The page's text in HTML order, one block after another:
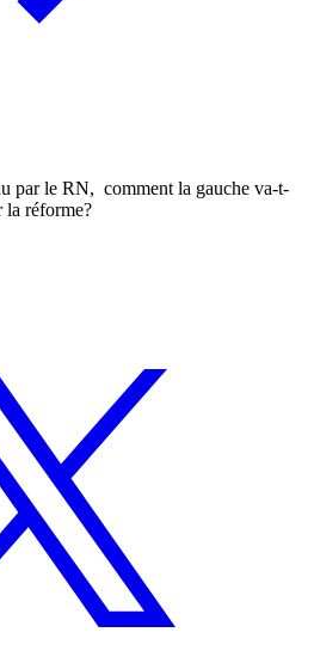
par le RN, comment la gauche va-t-
la réforme?